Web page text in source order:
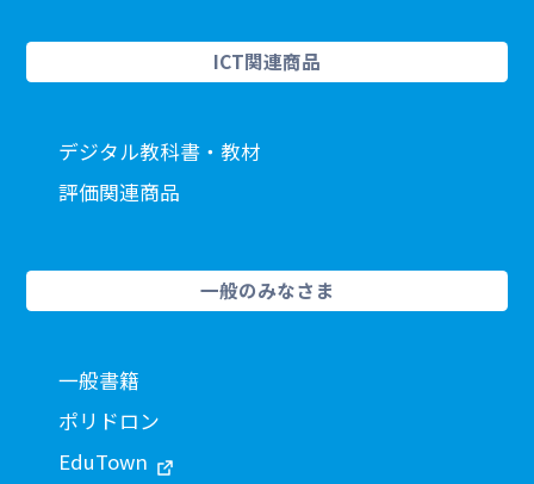
ICT関連商品
デジタル教科書・教材
評価関連商品
一般のみなさま
一般書籍
ポリドロン
EduTown